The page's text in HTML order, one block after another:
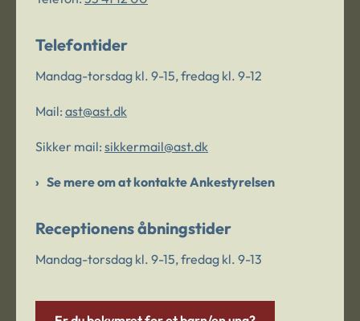
Telefontider
Mandag-torsdag kl. 9-15, fredag kl. 9-12
Mail: ast@ast.dk
Sikker mail: sikkermail@ast.dk
Se mere om at kontakte Ankestyrelsen
Receptionens åbningstider
Mandag-torsdag kl. 9-15, fredag kl. 9-13